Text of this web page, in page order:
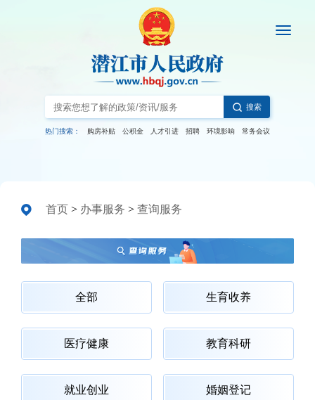
搜索
热门搜索： 购房补贴 公积金 人才引进 招聘 环境影响 常务会议
首页 > 办事服务 > 查询服务
全部 生育收养
医疗健康 教育科研
就业创业 婚姻登记